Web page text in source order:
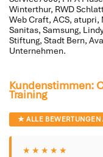
Winterthur, RWD
Web Craft, ACS, atupri,
Sanitas, Samsung,
Stiftung, Stadt Bern,
Unternehmen.
Kundenstimmen:
Training
★ ALLE BEWERTUNGEN
★★★★★